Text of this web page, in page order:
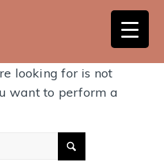
looking for is not
want to perform a